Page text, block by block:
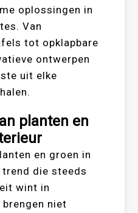
oplossingen in
Van
tot opklapbare
ontwerpen
uit elke
planten en
en groen in
die steeds
wint in
brengen niet